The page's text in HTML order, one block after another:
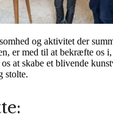
og aktivitet der
er med til at bekræfte os i,
at skabe et blivende
stolte.